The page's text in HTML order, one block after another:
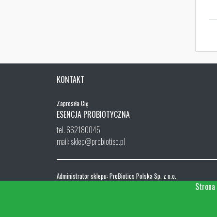
KONTAKT
Zaprosiła Cię
ESENCJA PROBIOTYCZNA
tel. 662180045
mail: sklep@probiotisc.pl
Administrator sklepu: ProBiotics Polska Sp. z o.o.